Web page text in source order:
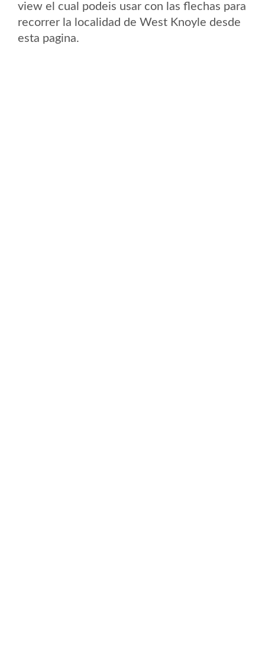
view el cual podeis usar con las flechas para
recorrer la localidad de West Knoyle desde
esta pagina.